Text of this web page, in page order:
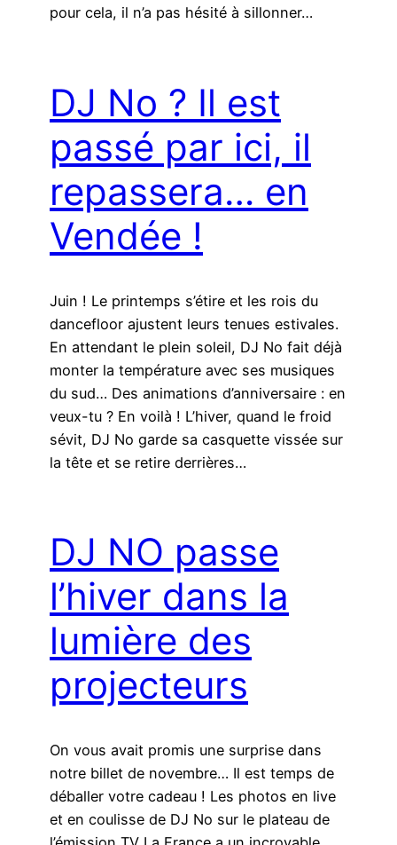
pour cela, il n’a pas hésité à sillonner…
DJ No ? Il est
passé par ici, il
repassera… en
Vendée !
Juin ! Le printemps s’étire et les rois du
dancefloor ajustent leurs tenues estivales.
En attendant le plein soleil, DJ No fait déjà
monter la température avec ses musiques
du sud… Des animations d’anniversaire : en
veux-tu ? En voilà ! L’hiver, quand le froid
sévit, DJ No garde sa casquette vissée sur
la tête et se retire derrières…
DJ NO passe
l’hiver dans la
lumière des
projecteurs
On vous avait promis une surprise dans
notre billet de novembre… Il est temps de
déballer votre cadeau ! Les photos en live
et en coulisse de DJ No sur le plateau de